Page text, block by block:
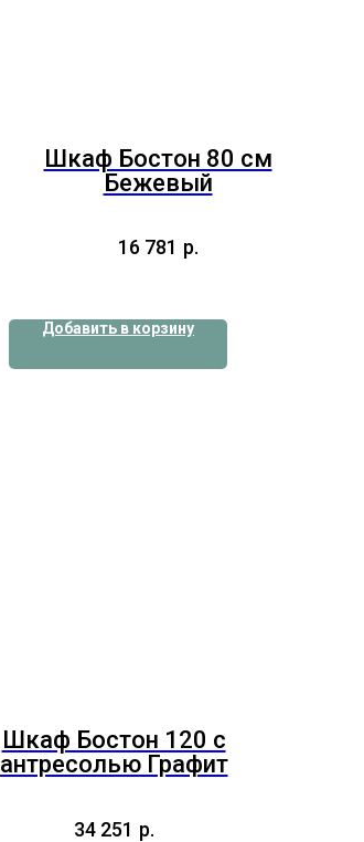
Шкаф Бостон 80 см
Бежевый
16 781 р.
Добавить в корзину
Шкаф Бостон 120 с
антресолью Графит
34 251 р.